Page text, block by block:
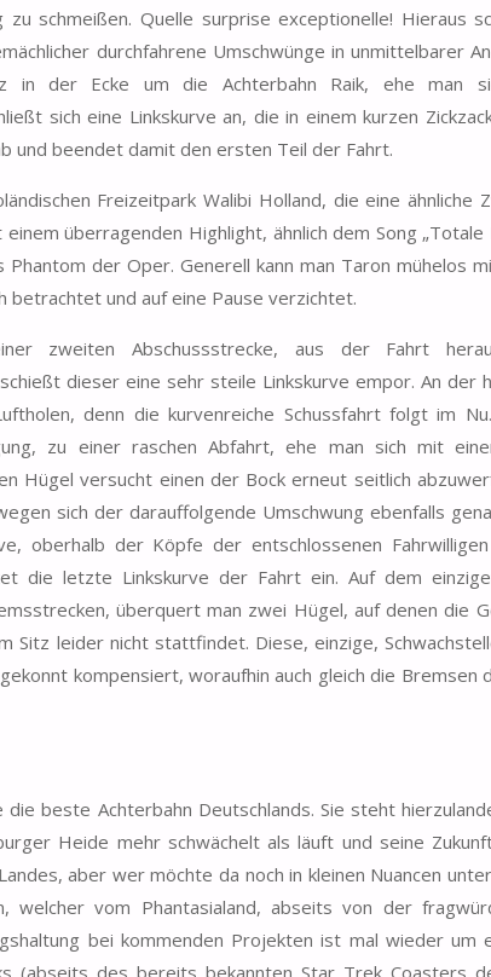
schmeißen. Quelle surprise exceptionelle! Hieraus
durchfahrene Umschwünge in unmittelbarer
in der Ecke um die Achterbahn Raik, ehe man
sich eine Linkskurve an, die in einem kurzen
und beendet damit den ersten Teil der Fahrt.
Freizeitpark Walibi Holland, die eine ähnliche
überragenden Highlight, ähnlich dem Song „Totale
der Oper. Generell kann man Taron mühelos
betrachtet und auf eine Pause verzichtet.
zweiten Abschussstrecke, aus der Fahrt
dieser eine sehr steile Linkskurve empor. An der
denn die kurvenreiche Schussfahrt folgt im
zu einer raschen Abfahrt, ehe man sich mit
Hügel versucht einen der Bock erneut seitlich
sich der darauffolgende Umschwung ebenfalls
oberhalb der Köpfe der entschlossenen
die letzte Linkskurve der Fahrt ein. Auf dem
überquert man zwei Hügel, auf denen die
Sitz leider nicht stattfindet. Diese, einzige,
kompensiert, woraufhin auch gleich die Bremsen
beste Achterbahn Deutschlands. Sie steht
Heide mehr schwächelt als läuft und seine
aber wer möchte da noch in kleinen Nuancen
vom Phantasialand, abseits von der
bei kommenden Projekten ist mal wieder um
(abseits des bereits bekannten Star Trek Coasters